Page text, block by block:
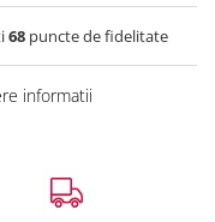
68puncte de fidelitate
informatii